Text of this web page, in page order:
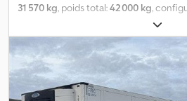
31 570 kg , poids total:42 000 kg ,
, première immatriculation:
(TÜV):05/2026, longueur de l'espace
largeur de l’espace de chargement:
2
l'espace de chargement:
2 700 mm,
chargement:90 m³ , suspension: air ,
R22,5, empattement:8 100 mm, couleur: